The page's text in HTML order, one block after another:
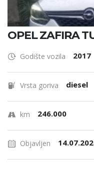
OPEL ZAFIRA
Godište vozila 2017
Vrsta goriva diesel
km 246.000
Objavljen